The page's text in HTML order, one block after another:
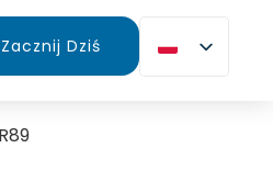
Zacznij Dziś